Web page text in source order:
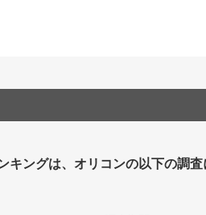
キングは、オリコンの以下の調